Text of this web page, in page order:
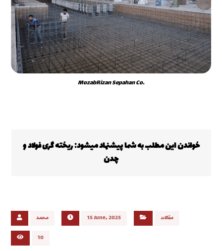
MozabRizan Sepahan Co.
خواندن این مطلب به شما پیشنهاد میشود:ریخته گری فولاد و
چدن
محمد 15 June, 2025 مقالات
10